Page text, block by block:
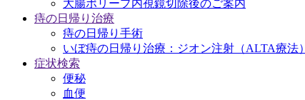
大腸ポリープ内視鏡切除後のご案内
痔の日帰り治療
痔の日帰り手術
いぼ痔の日帰り治療：ジオン注射（ALTA療法）
症状検索
便秘
血便